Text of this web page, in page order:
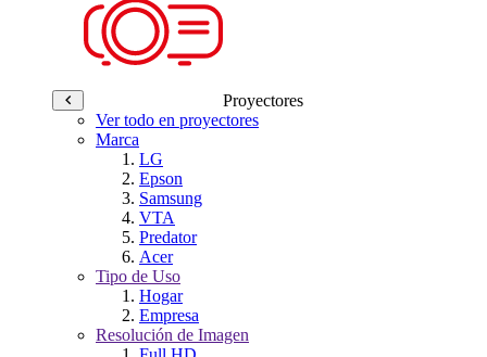
Proyectores
Ver todo en proyectores
Marca
LG
Epson
Samsung
VTA
Predator
Acer
Tipo de Uso
Hogar
Empresa
Resolución de Imagen